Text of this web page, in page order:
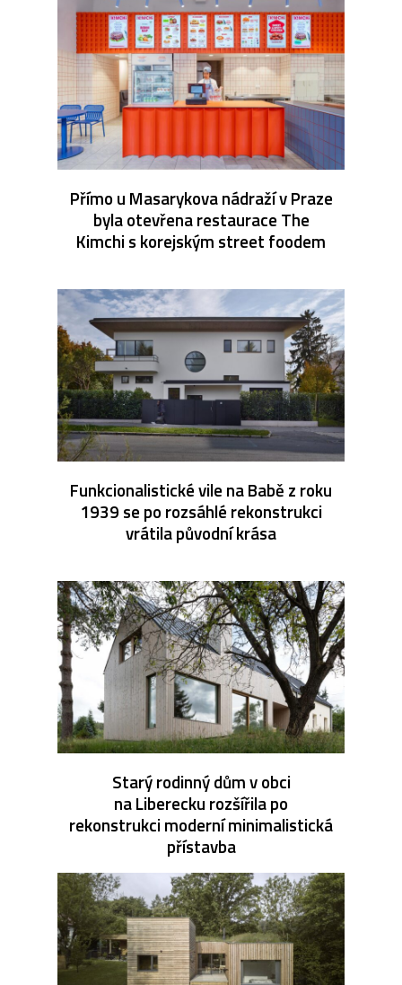
Přímo u Masarykova nádraží v Praze
byla otevřena restaurace The
Kimchi s korejským street foodem
Funkcionalistické vile na Babě z roku
1939 se po rozsáhlé rekonstrukci
vrátila původní krása
Starý rodinný dům v obci
na Liberecku rozšířila po
rekonstrukci moderní minimalistická
přístavba